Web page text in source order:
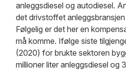
anleggsdiesel og autodiesel.
det drivstoffet
Følgelig er det her en
må komme. Ifølge siste
(2020) for brukte sektoren
millioner liter anleggsdiesel og